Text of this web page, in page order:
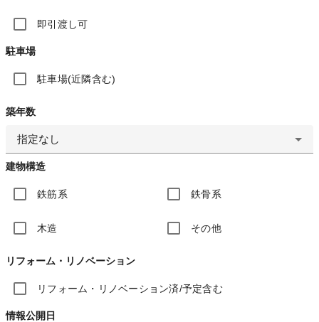
即引渡し可
駐車場
駐車場(近隣含む)
築年数
指定なし
建物構造
鉄筋系 鉄骨系
木造 その他
リフォーム・リノベーション
リフォーム・リノベーション済/予定含む
情報公開日